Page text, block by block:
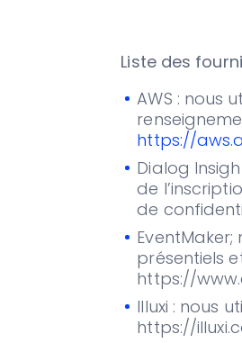
Liste des
AWS : nous
https://
Dialog
de
de
présentiels
https://
Illuxi : nous
https://